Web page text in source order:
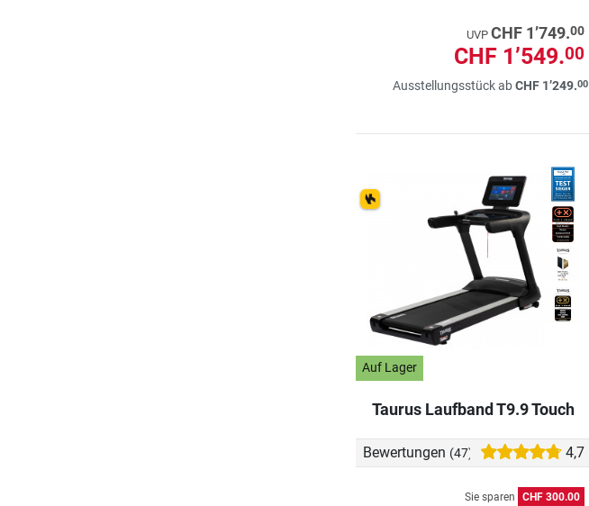
UVP CHF 1’749.00
CHF 1’549.00
Ausstellungsstück abCHF 1’249.00
Auf Lager
Taurus Laufband T9.9 Touch
Bewertungen (47) 4,7
Sie sparen CHF 300.00